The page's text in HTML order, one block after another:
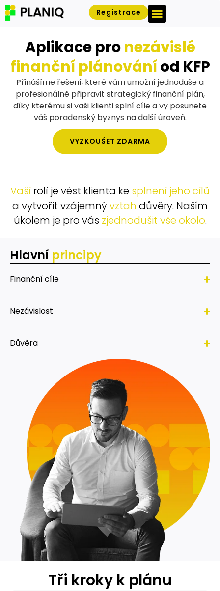
Registrace
Aplikace pronezávislé
finanční plánováníod KFP
Přinášíme řešení, které vám umožní jednoduše a
profesionálně připravit strategický finanční plán,
díky kterému si vaši klienti splní cíle a vy posunete
váš poradenský byznys na další úroveň.
VYZKOUŠET ZDARMA
Vaší rolí je vést klienta ke splnění jeho cílů
a vytvořit vzájemnývztah důvěry. Naším
úkolem je pro vás zjednodušit vše okolo.
Hlavní principy
Finanční cíle
Nezávislost
Důvěra
Tři kroky k plánu